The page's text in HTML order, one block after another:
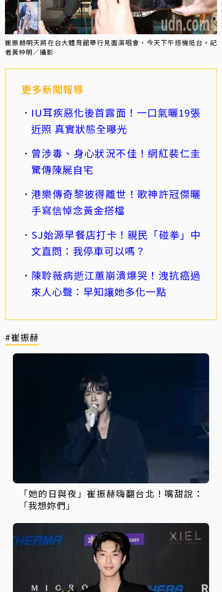
崔振赫明天將在台大體育館舉行見面演唱會，今天下午搭機抵台。記
者黃仲明／攝影
更多新聞報導
IU耳疾惡化後首露面！一口氣曬19張
近照 真實狀態全曝光
曾涉毒、身心狀況不佳！網紅裴仁圭
驚傳陳屍自宅
港樂傳奇黎彼得離世！歌神許冠傑曬
手寫信悼念黃金搭檔
SJ始源早餐店打卡！親民「碰拳」中
文直問：我停車可以嗎？
陳聆薇病逝江蕙崩潰爆哭！洩抗癌過
來人心聲：早知讓她多化一點
#崔振赫
「她的日與夜」崔振赫嗨翻台北！嘴甜說：
「我想妳們」